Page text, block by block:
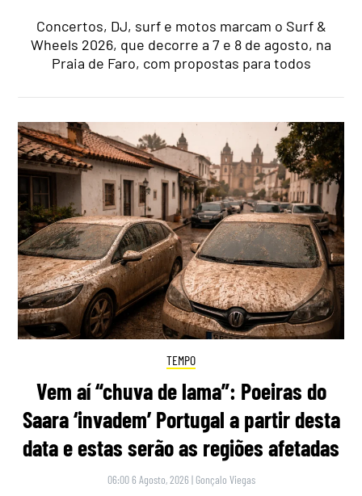
Concertos, DJ, surf e motos marcam o Surf &
Wheels 2026, que decorre a 7 e 8 de agosto, na
Praia de Faro, com propostas para todos
TEMPO
Vem aí “chuva de lama”: Poeiras do
Saara ‘invadem’ Portugal a partir desta
data e estas serão as regiões afetadas
06:00 6 Agosto, 2026 | Gonçalo Viegas